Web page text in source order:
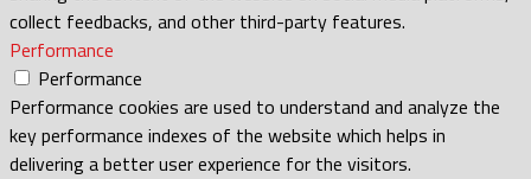
collect feedbacks, and other third-party features.
Performance
Performance
Performance cookies are used to understand and analyze the
key performance indexes of the website which helps in
delivering a better user experience for the visitors.